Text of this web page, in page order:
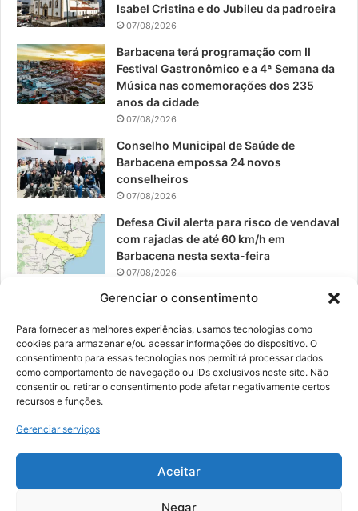
Gerenciar o consentimento
Para fornecer as melhores experiências, usamos tecnologias como
cookies para armazenar e/ou acessar informações do dispositivo. O
consentimento para essas tecnologias nos permitirá processar dados
como comportamento de navegação ou IDs exclusivos neste site. Não
consentir ou retirar o consentimento pode afetar negativamente certos
recursos e funções.
Gerenciar serviços
Aceitar
Negar
o
k
b
g
a
Isabel Cristina e do Jubileu da padroeira
07/08/2026
Barbacena terá programação com II
Festival Gastronômico e a 4ª Semana da
Música nas comemorações dos 235
anos da cidade
07/08/2026
Conselho Municipal de Saúde de
Barbacena empossa 24 novos
conselheiros
07/08/2026
Defesa Civil alerta para risco de vendaval
com rajadas de até 60 km/h em
Barbacena nesta sexta-feira
07/08/2026
EPCAR tem a melhor nota do IDEB no
06/08/2026
© 2026, Todos os direitos reservados | Desenvolvido por:
Digital Business| Hospedado por:NP Publicidade
Fale Conosco
Sobre Nós
Política de Segurança e Privacidade